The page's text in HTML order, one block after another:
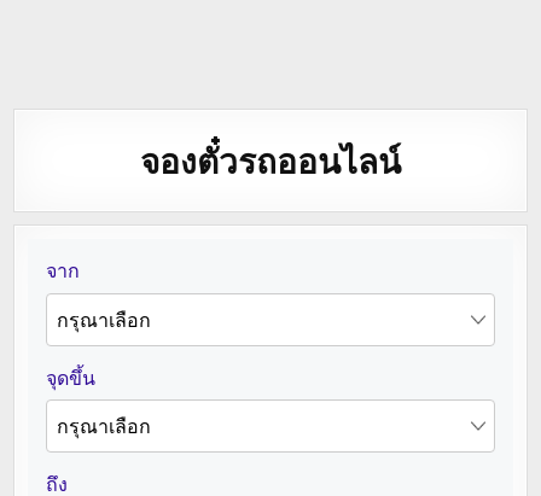
จองตั๋วรถออนไลน์